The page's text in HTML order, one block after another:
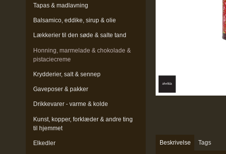
Tapas & madlavning
Balsamico, eddike, sirup & olie
Lækkerier til den søde & salte tand
Honning, marmelade & chokolade &
pistaciecreme
Krydderier, salt & sennep
Gaveposer & pakker
Drikkevarer - varme & kolde
Kunst, kopper, forklæder & andre ting
til hjemmet
Elkedler Beskrivelse Tags